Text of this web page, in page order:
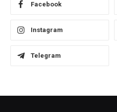
Facebook
Instagram
Telegram